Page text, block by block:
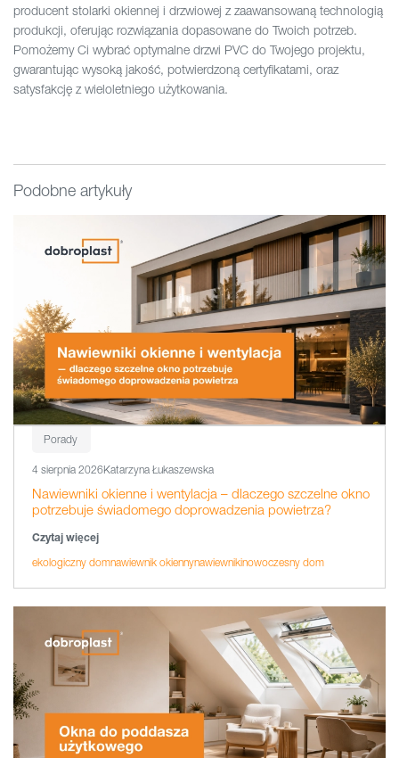
producent stolarki okiennej i drzwiowej z zaawansowaną technologią
produkcji, oferując rozwiązania dopasowane do Twoich potrzeb.
Pomożemy Ci wybrać optymalne drzwi PVC do Twojego projektu,
gwarantując wysoką jakość, potwierdzoną certyfikatami, oraz
satysfakcję z wieloletniego użytkowania.
Podobne artykuły
Porady
4 sierpnia 2026Katarzyna Łukaszewska
Nawiewniki okienne i wentylacja – dlaczego szczelne okno
potrzebuje świadomego doprowadzenia powietrza?
Czytaj więcej
ekologiczny domnawiewnik okiennynawiewnikinowoczesny dom